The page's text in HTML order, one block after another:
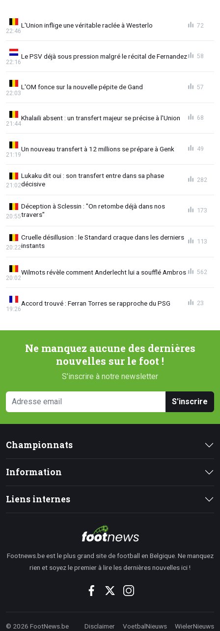
L'Union inflige une véritable raclée à Westerlo
22:46
72
Le PSV déjà sous pression malgré le récital de Fernandez
22:16
58
L'OM fonce sur la nouvelle pépite de Gand
22:03
57
Khalaili absent : un transfert majeur se précise à l'Union
21:44
68
Un nouveau transfert à 12 millions se prépare à Genk
21:19
49
Lukaku dit oui : son transfert entre dans sa phase
décisive
21:02
282
Déception à Sclessin : "On retombe déjà dans nos
travers"
20:55
173
Cruelle désillusion : le Standard craque dans les derniers
instants
20:22
113
Wilmots révèle comment Anderlecht lui a soufflé Ambros
20:02
562
Accord trouvé : Ferran Torres se rapproche du PSG
19:26
23
Ne manquez aucune des dernières
nouvelles sur le foot !
S'inscrire à notre newsletter
S'inscrire
Championnats
Information
Liens internes
Footnews.be est le plus grand site de football en Belgique. Ne manquez
rien et soyez le premier à lire les dernières nouvelles ici !
© 2026 FootNews.be Disclaimer VoetbalNieuws WielerNieuws